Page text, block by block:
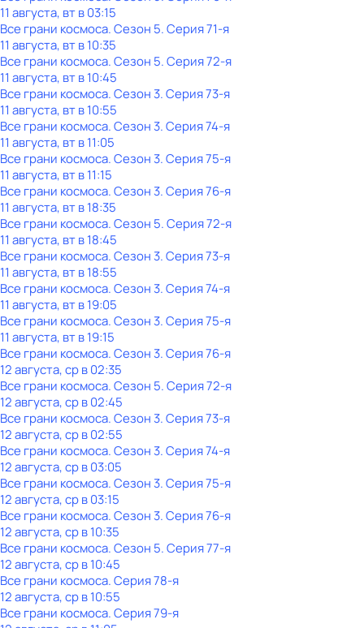
11 августа, вт в 03:15
Все грани космоса. Сезон 5. Серия 71-я
11 августа, вт в 10:35
Все грани космоса. Сезон 5. Серия 72-я
11 августа, вт в 10:45
Все грани космоса. Сезон 3. Серия 73-я
11 августа, вт в 10:55
Все грани космоса. Сезон 3. Серия 74-я
11 августа, вт в 11:05
Все грани космоса. Сезон 3. Серия 75-я
11 августа, вт в 11:15
Все грани космоса. Сезон 3. Серия 76-я
11 августа, вт в 18:35
Все грани космоса. Сезон 5. Серия 72-я
11 августа, вт в 18:45
Все грани космоса. Сезон 3. Серия 73-я
11 августа, вт в 18:55
Все грани космоса. Сезон 3. Серия 74-я
11 августа, вт в 19:05
Все грани космоса. Сезон 3. Серия 75-я
11 августа, вт в 19:15
Все грани космоса. Сезон 3. Серия 76-я
12 августа, ср в 02:35
Все грани космоса. Сезон 5. Серия 72-я
12 августа, ср в 02:45
Все грани космоса. Сезон 3. Серия 73-я
12 августа, ср в 02:55
Все грани космоса. Сезон 3. Серия 74-я
12 августа, ср в 03:05
Все грани космоса. Сезон 3. Серия 75-я
12 августа, ср в 03:15
Все грани космоса. Сезон 3. Серия 76-я
12 августа, ср в 10:35
Все грани космоса. Сезон 5. Серия 77-я
12 августа, ср в 10:45
Все грани космоса. Серия 78-я
12 августа, ср в 10:55
Все грани космоса. Серия 79-я